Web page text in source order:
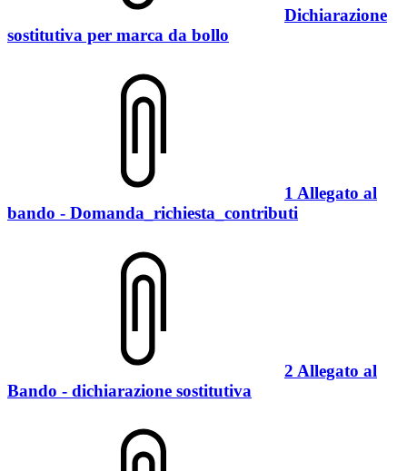
Dichiarazione
sostitutiva per marca da bollo
1 Allegato al
bando - Domanda_richiesta_contributi
2 Allegato al
Bando - dichiarazione sostitutiva